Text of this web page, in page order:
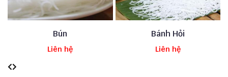
Bánh Hỏi
Liên hệ
Bún Huế
Liên hệ